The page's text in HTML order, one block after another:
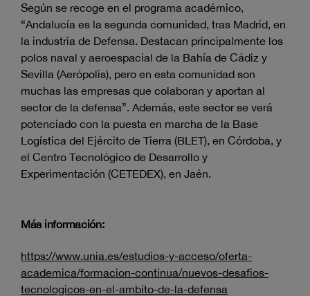
Según se recoge en el programa académico,
“Andalucía es la segunda comunidad, tras Madrid, en
la industria de Defensa. Destacan principalmente los
polos naval y aeroespacial de la Bahía de Cádiz y
Sevilla (Aerópolis), pero en esta comunidad son
muchas las empresas que colaboran y aportan al
sector de la defensa”. Además, este sector se verá
potenciado con la puesta en marcha de la Base
Logística del Ejército de Tierra (BLET), en Córdoba, y
el Centro Tecnológico de Desarrollo y
Experimentación (CETEDEX), en Jaén.
Más información:
https://www.unia.es/estudios-y-acceso/oferta-
academica/formacion-continua/nuevos-desafios-
tecnologicos-en-el-ambito-de-la-defensa